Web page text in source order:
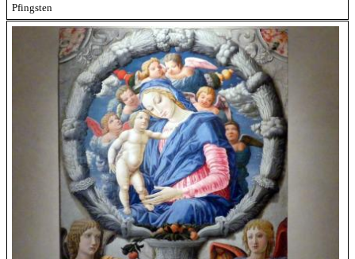
Pfingsten